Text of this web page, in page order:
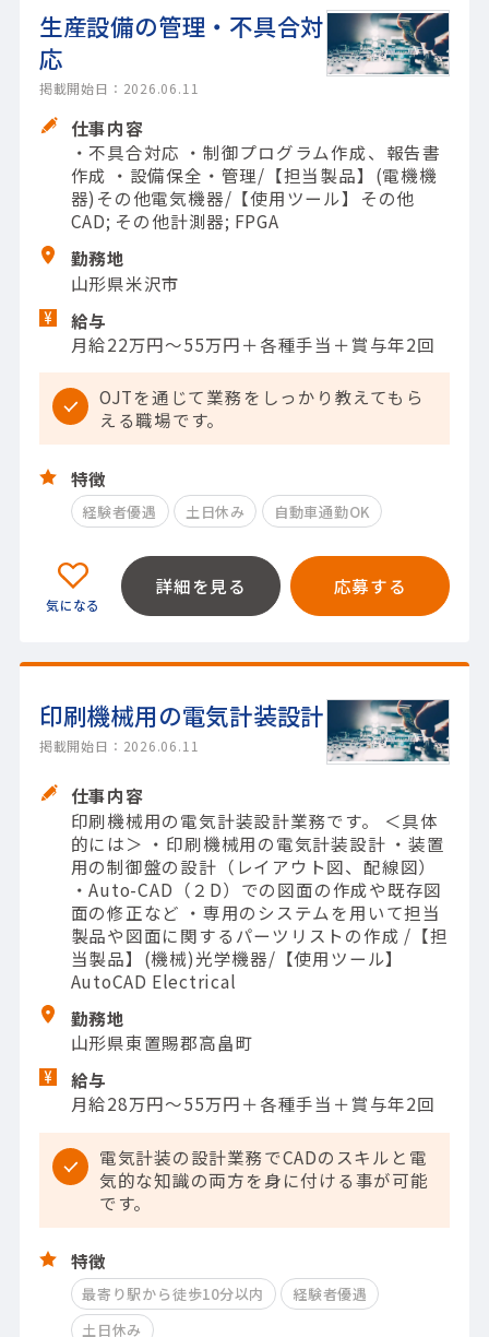
生産設備の管理・不具合対
応
掲載開始日：2026.06.11
仕事内容
・不具合対応 ・制御プログラム作成、報告書
作成 ・設備保全・管理/【担当製品】(電機機
器)その他電気機器/【使用ツール】その他
CAD; その他計測器; FPGA
勤務地
山形県米沢市
給与
月給22万円～55万円＋各種手当＋賞与年2回
OJTを通じて業務をしっかり教えてもら
える職場です。
特徴
経験者優遇 土日休み 自動車通勤OK
詳細を見る 応募する
印刷機械用の電気計装設計
掲載開始日：2026.06.11
仕事内容
印刷機械用の電気計装設計業務です。 ＜具体
的には＞ ・印刷機械用の電気計装設計 ・装置
用の制御盤の設計（レイアウト図、配線図）
・Auto-CAD（２D）での図面の作成や既存図
面の修正など ・専用のシステムを用いて担当
製品や図面に関するパーツリストの作成 /【担
当製品】(機械)光学機器/【使用ツール】
AutoCAD Electrical
勤務地
山形県東置賜郡高畠町
給与
月給28万円～55万円＋各種手当＋賞与年2回
電気計装の設計業務でCADのスキルと電
気的な知識の両方を身に付ける事が可能
です。
特徴
最寄り駅から徒歩10分以内
経験者優遇
土日休み